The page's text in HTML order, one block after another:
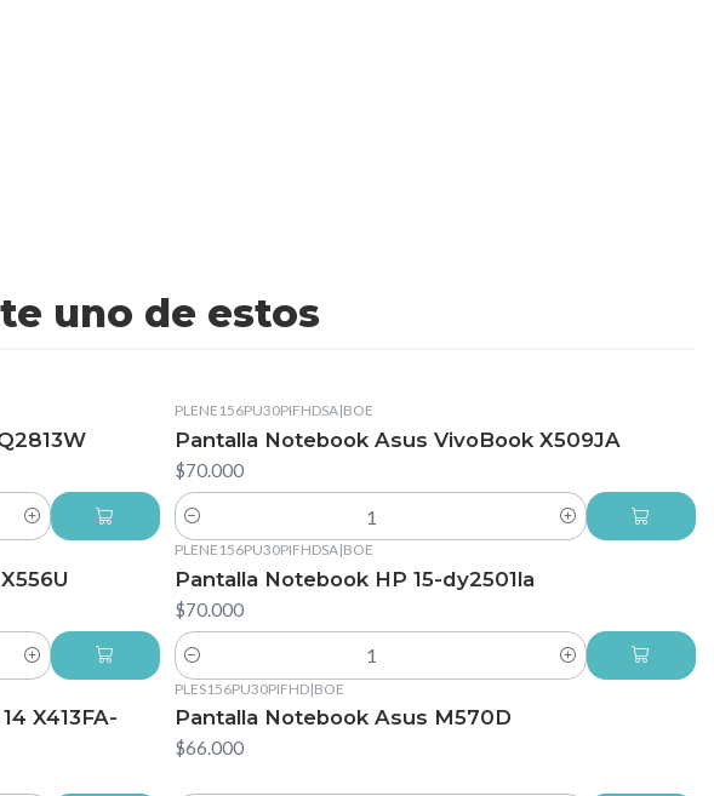
uno de estos
PLENE156PU30PIFHDSA|BOE
Pantalla Notebook Asus VivoBook X509JA
$70.000
Cantidad
PLENE156PU30PIFHDSA|BOE
Pantalla Notebook HP 15-dy2501la
$70.000
Cantidad
X413FA-
PLES156PU30PIFHD|BOE
Pantalla Notebook Asus M570D
$66.000